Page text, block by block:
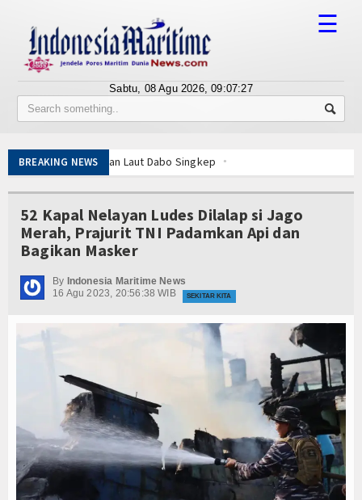
Tentang Kami
Berita
BUMN
Editorial
Ekspose
Hankam
Internasional
Kelautan dan Perikanan
☰
Sabtu, 08 Agu 2026,09:07:27
BREAKING NEWS
Laut Dabo Singkep
Publik Lawan Pinjol Ilegal
IPC TPK-Kejari Jakut Perpanjang Kerja Sama Hukum
5 Motor Harley Pretelan dari China Diselundupkan Lewat Tanjung
Esensi Perlindungan Nyawa
RI, Panglima TNI dan Kepala Staf Angkatan
dan Santuni Anak Yatim
Publik Lawan Pinjol Ilegal
IPC TPK-Kejari Jakut Perpanjang Kerja Sama Hukum
5 Motor Harley Pretelan dari China Diselundupkan Lewat Tanjung
Esensi Perlindungan Nyawa
RI, Panglima TNI dan Kepala Staf Angkatan
Laut Dabo Singkep
dan Santuni Anak Yatim
52 Kapal Nelayan Ludes Dilalap si Jago
Merah, Prajurit TNI Padamkan Api dan
Bagikan Masker
By Indonesia Maritime News
16 Agu 2023, 20:56:38 WIB
SEKITAR KITA